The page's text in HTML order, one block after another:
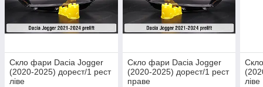
Скло фари Dacia Jogger
(2020-2025) дорест/1 рест
ліве
Скло фари Dacia Jogger
(2020-2025) дорест/1 рест
праве
ліве